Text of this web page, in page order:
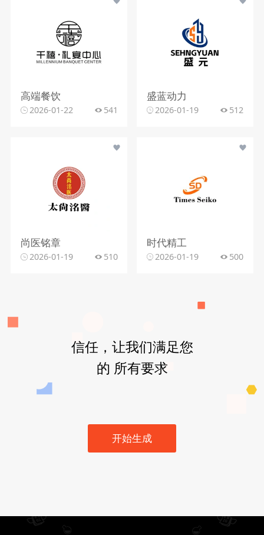
高端餐饮
2026-01-22 541
盛蓝动力
2026-01-19 512
尚医铭章
2026-01-19 510
时代精工
2026-01-19 500
信任，让我们满足您
的 所有要求
开始生成